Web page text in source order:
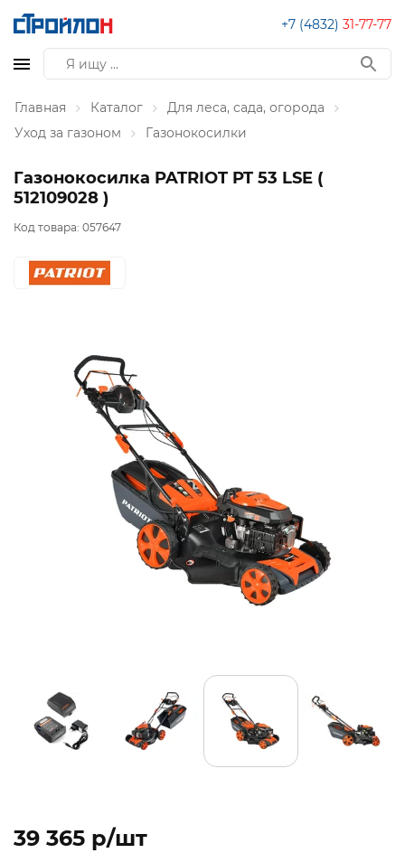
+7 (4832) 31-77-77
Главная Каталог
Для леса, сада, огорода
Уход за газоном
Газонокосилки
Газонокосилка PATRIOT PT 53 LSE (
512109028 )
Код товара: 057647
39 365 p/шт